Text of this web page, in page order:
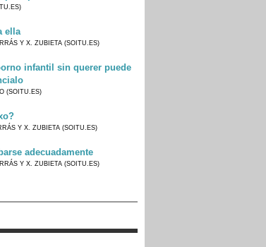
ella
Y X. ZUBIETA (SOITU.ES)
infantil sin querer puede
(SOITU.ES)
Y X. ZUBIETA (SOITU.ES)
adecuadamente
Y X. ZUBIETA (SOITU.ES)